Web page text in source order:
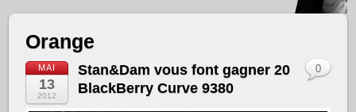
Orange
MAI
13
2012
Stan&Dam vous font gagner 20
BlackBerry Curve 9380
0